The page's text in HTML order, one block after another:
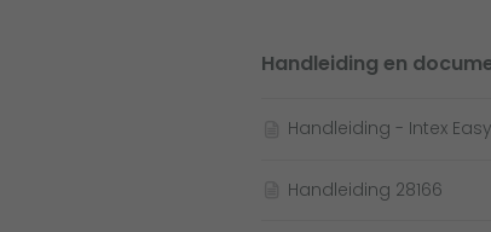
Handleiding en
Handleiding - Intex
Handleiding 28166